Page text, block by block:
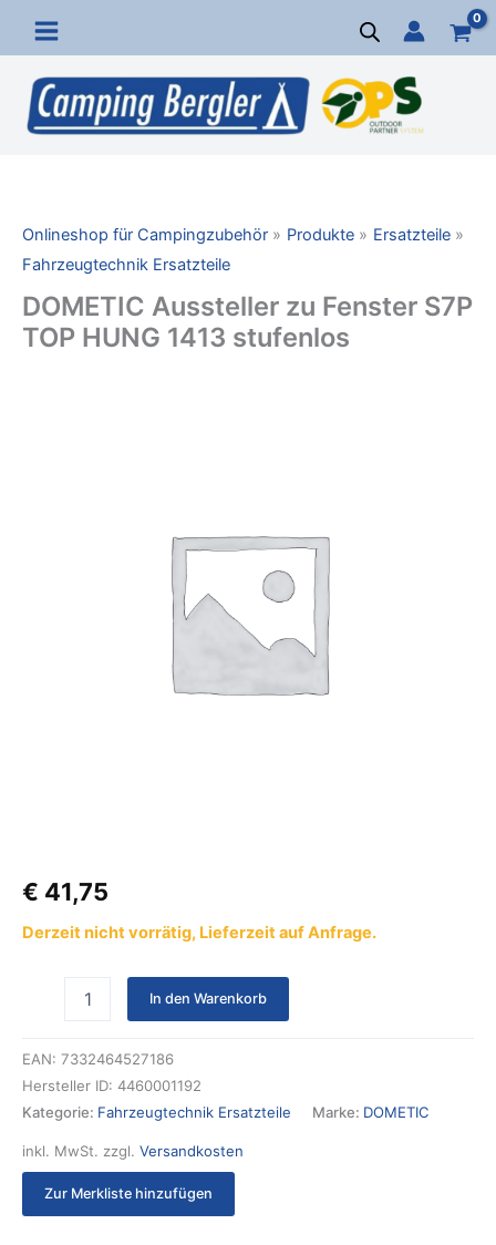
Inhalt
springen
Onlineshop für Campingzubehör Produkte
Ersatzteile
Fahrzeugtechnik Ersatzteile
DOMETIC Aussteller zu Fenster S7P
TOP HUNG 1413 stufenlos
€ 41,75
Derzeit nicht vorrätig, Lieferzeit auf Anfrage.
In den Warenkorb
EAN: 7332464527186
Hersteller ID: 4460001192
Kategorie: Fahrzeugtechnik Ersatzteile Marke: DOMETIC
inkl. MwSt. zzgl. Versandkosten
Zur Merkliste hinzufügen